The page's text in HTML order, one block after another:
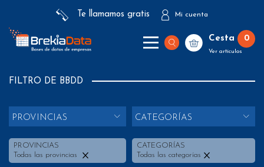
Te llamamos gratis Mi cuenta
Cesta 0
Ver artículos
FILTRO DE BBDD
PROVINCIAS
PROVINCIAS
Todas las provincias
CATEGORÍAS
CATEGORÍAS
Todas las categorías